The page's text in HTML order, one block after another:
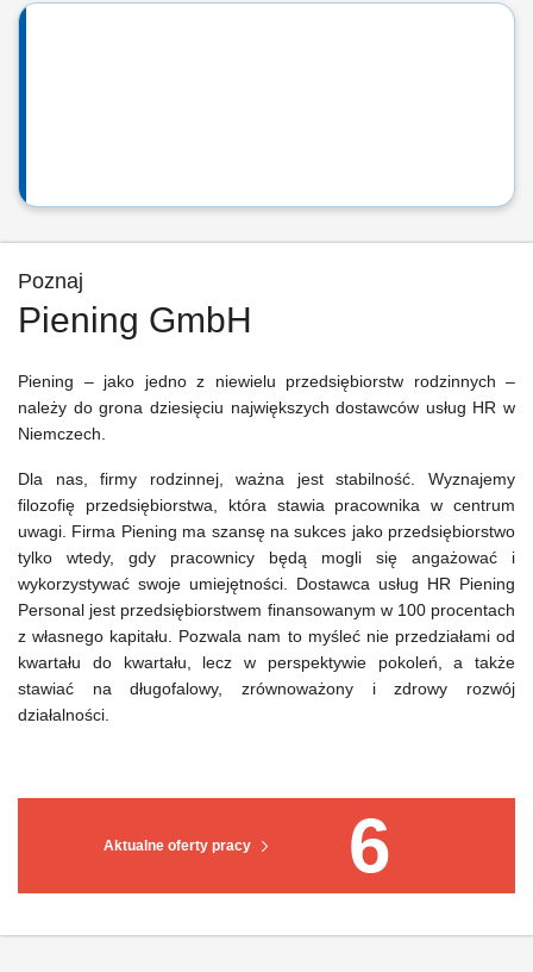
Poznaj
Piening GmbH
Aktualne oferty pracy 6
Piening – jako jedno z niewielu przedsiębiorstw rodzinnych –
należy do grona dziesięciu największych dostawców usług HR w
Niemczech.
Dla nas, firmy rodzinnej, ważna jest stabilność. Wyznajemy
filozofię przedsiębiorstwa, która stawia pracownika w centrum
uwagi. Firma Piening ma szansę na sukces jako przedsiębiorstwo
tylko wtedy, gdy pracownicy będą
mogli się angażować i
wykorzystywać swoje umiejętności. Dostawca usług HR Piening
Personal jest przedsiębiorstwem finansowanym w 100 procentach
z własnego kapitału. Pozwala nam to myśleć nie przedziałami od
kwartału do kwartału, lecz w perspektywie pokoleń, a także
stawiać na długofalowy, zrównoważony i zdrowy rozwój
działalności.